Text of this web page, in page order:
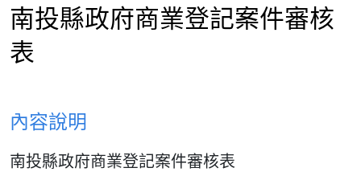
南投縣政府商業登記案件審核
表
內容說明
南投縣政府商業登記案件審核表